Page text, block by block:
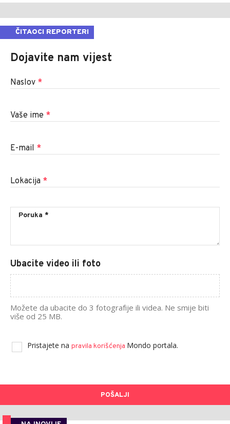
ČITAOCI REPORTERI
Dojavite nam vijest
Naslov *
Vaše ime *
E-mail *
Lokacija *
Ubacite video ili foto
Možete da ubacite do 3 fotografije ili videa. Ne smije biti
više od 25 MB.
Pristajete na pravila korišćenja Mondo portala.
POŠALJI